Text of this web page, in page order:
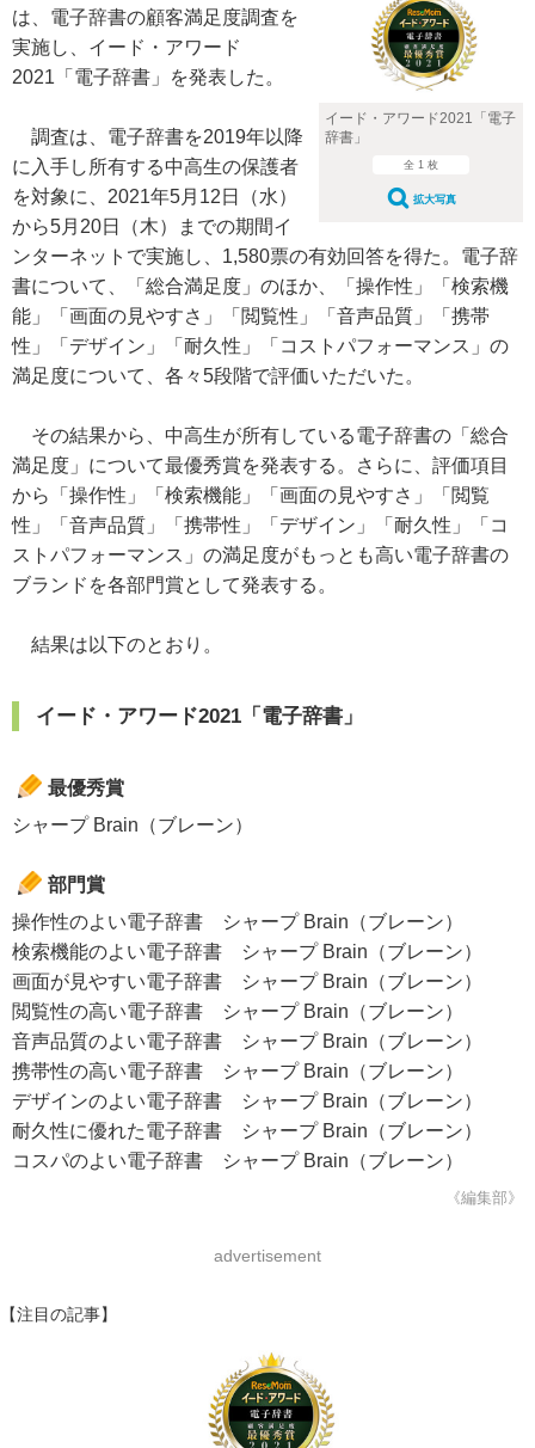
イード・アワード2021「電子
辞書」
全 1 枚
拡大写真
は、電子辞書の顧客満足度調査を
実施し、イード・アワード
2021「電子辞書」を発表した。
調査は、電子辞書を2019年以降
に入手し所有する中高生の保護者
を対象に、2021年5月12日（水）
から5月20日（木）までの期間イ
ンターネットで実施し、1,580票の有効回答を得た。電子辞
書について、「総合満足度」のほか、「操作性」「検索機
能」「画面の見やすさ」「閲覧性」「音声品質」「携帯
性」「デザイン」「耐久性」「コストパフォーマンス」の
満足度について、各々5段階で評価いただいた。
その結果から、中高生が所有している電子辞書の「総合
満足度」について最優秀賞を発表する。さらに、評価項目
から「操作性」「検索機能」「画面の見やすさ」「閲覧
性」「音声品質」「携帯性」「デザイン」「耐久性」「コ
ストパフォーマンス」の満足度がもっとも高い電子辞書の
ブランドを各部門賞として発表する。
結果は以下のとおり。
イード・アワード2021「電子辞書」
最優秀賞
シャープ Brain（ブレーン）
部門賞
操作性のよい電子辞書 シャープ Brain（ブレーン）
検索機能のよい電子辞書 シャープ Brain（ブレーン）
画面が見やすい電子辞書 シャープ Brain（ブレーン）
閲覧性の高い電子辞書 シャープ Brain（ブレーン）
音声品質のよい電子辞書 シャープ Brain（ブレーン）
携帯性の高い電子辞書 シャープ Brain（ブレーン）
デザインのよい電子辞書 シャープ Brain（ブレーン）
耐久性に優れた電子辞書 シャープ Brain（ブレーン）
コスパのよい電子辞書 シャープ Brain（ブレーン）
《編集部》
advertisement
【注目の記事】